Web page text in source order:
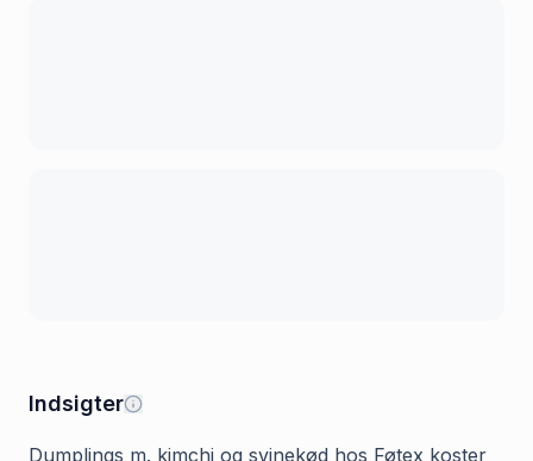
Indsigter
Dumplings m. kimchi og svinekød hos Føtex koster